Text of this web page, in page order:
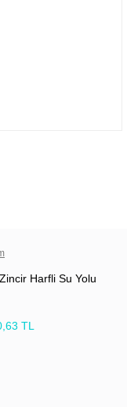
Harfli Su Yolu
TL